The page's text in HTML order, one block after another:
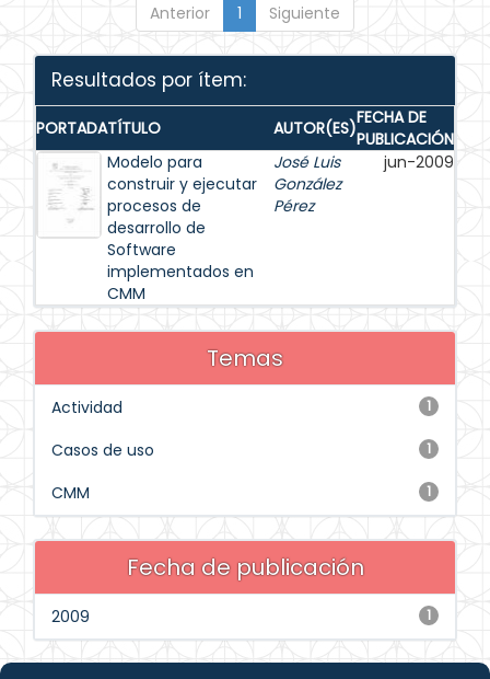
Anterior 1 Siguiente
Resultados por ítem:
PORTADATÍTULO AUTOR(ES)FECHA DE
PUBLICACIÓN
Modelo para
construir y ejecutar
procesos de
desarrollo de
Software
implementados en
CMM
José Luis
González
Pérez
jun-2009
Temas
1
Actividad
1
Casos de uso
1
CMM
Fecha de publicación
1
2009